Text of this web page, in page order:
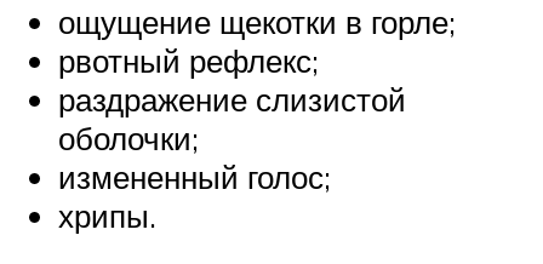
ощущение щекотки в горле;
рвотный рефлекс;
раздражение слизистой
оболочки;
измененный голос;
хрипы.